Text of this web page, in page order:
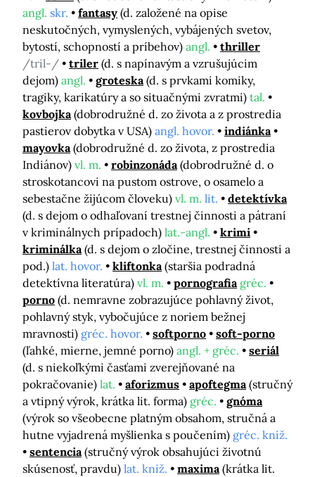
angl. skr. fantasy (d. založené na opise
neskutočných, vymyslených, vybájených svetov,
bytostí, schopností a príbehov) angl.
thriller
/tril-/
triler (d. s napínavým a vzrušujúcim
dejom) angl. groteska (d. s prvkami komiky,
tragiky, karikatúry a so situačnými zvratmi) tal.
kovbojka (dobrodružné d. zo života a z prostredia
pastierov dobytka v USA) angl. hovor.
indiánka
mayovka (dobrodružné d. zo života, z prostredia
Indiánov) vl. m. robinzonáda (dobrodružné d. o
stroskotancovi na pustom ostrove, o osamelo a
sebestačne žijúcom človeku) vl. m. lit.
detektívka
(d. s dejom o odhaľovaní trestnej činnosti a pátraní
v kriminálnych prípadoch) lat.-angl.
krimi
kriminálka (d. s dejom o zločine, trestnej činnosti a
pod.) lat. hovor. kliftonka (staršia podradná
detektívna literatúra) vl. m. pornografia gréc.
porno (d. nemravne zobrazujúce pohlavný život,
pohlavný styk, vybočujúce z noriem bežnej
mravnosti) gréc. hovor. softporno
soft-porno
(ľahké, mierne, jemné porno) angl. + gréc.
seriál
(d. s niekoľkými časťami zverejňované na
pokračovanie) lat. aforizmus apoftegma (stručný
a vtipný výrok, krátka lit. forma) gréc.
gnóma
(výrok so všeobecne platným obsahom, stručná a
hutne vyjadrená myšlienka s poučením) gréc. kniž.
sentencia (stručný výrok obsahujúci životnú
skúsenosť, pravdu) lat. kniž. maxima (krátka lit.